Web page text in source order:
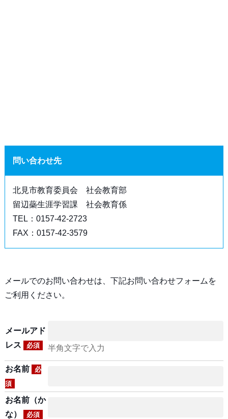
問い合わせ先
北見市教育委員会 社会教育部
留辺蘂生涯学習課 社会教育係
TEL：0157-42-2723
FAX：0157-42-3579
メールでのお問い合わせは、下記お問い合わせフォームを
ご利用ください。
メールアド
レス
必須 半角文字で入力
お名前
必
須
お名前（か
な）
必須